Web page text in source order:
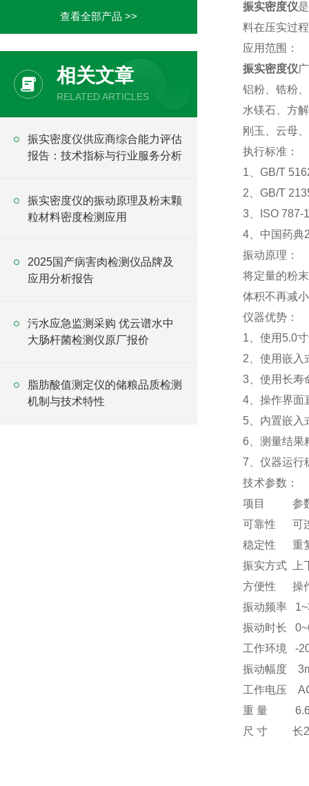
振实密度仪
料在压实过
应用范围：
振实密度仪
铝粉、锆粉
水镁石、方
刚玉、云母
执行标准：
1、GB/T
2、GB/T
3、ISO 787-
4、中国药典
振动原理：
将定量的粉
体积不再减
仪器优势：
1、使用5.0
2、使用嵌入
3、使用长寿
4、操作界面
5、内置嵌入
6、测量结果
7、仪器运行
技术参数：
项目 参
可靠性 可
稳定性 重
振实方式 上
方便性 操作
振动频率
振动时长
工作环境 -
振动幅度
工作电压
重 量
尺 寸 长
查看全部产品 >>
相关文章
RELATED ARTICLES
振实密度仪供应商综合能力评估
报告：技术指标与行业服务分析
振实密度仪的振动原理及粉末颗
粒材料密度检测应用
2025国产病害肉检测仪品牌及
应用分析报告
污水应急监测采购 优云谱水中
大肠杆菌检测仪原厂报价
脂肪酸值测定仪的储粮品质检测
机制与技术特性